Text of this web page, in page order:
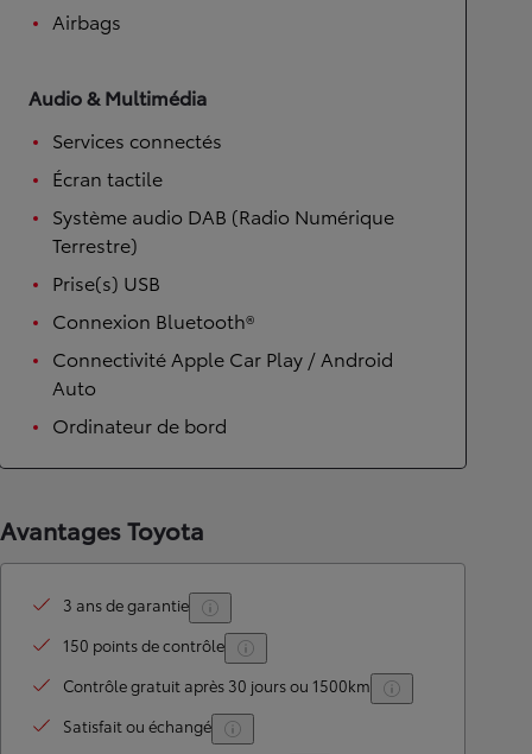
Airbags
Audio & Multimédia
Services connectés
Écran tactile
Système audio DAB (Radio Numérique
Terrestre)
Prise(s) USB
Connexion Bluetooth®
Connectivité Apple Car Play / Android
Auto
Ordinateur de bord
Avantages Toyota
3 ans de garantie
150 points de contrôle
Contrôle gratuit après 30 jours ou 1500km
Satisfait ou échangé